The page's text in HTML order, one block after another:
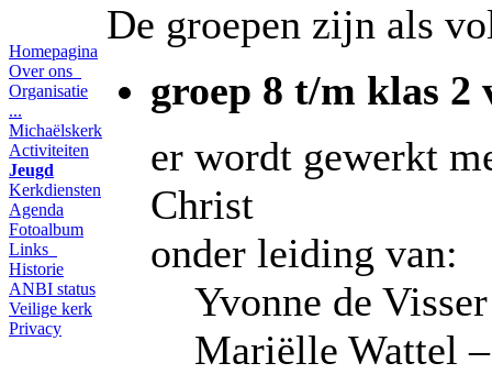
Homepagina
Over ons
Organisatie
...
Michaëlskerk
Activiteiten
Jeugd
Kerkdiensten
Agenda
Fotoalbum
Links
Historie
ANBI status
Veilige kerk
Privacy
De groepen zijn als
groep 8 t/m klas 2
er wordt gewerkt
Christ
onder leiding van:
Yvonne de
Mariëlle Wattel